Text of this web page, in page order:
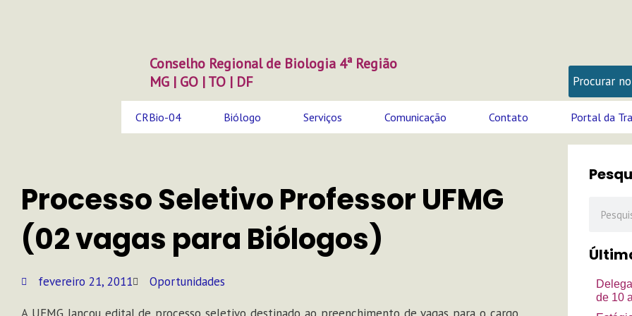
Conselho Regional de Biologia 4ª Região
MG | GO | TO | DF
CRBio-04 Biólogo Serviços Comunicação Contato Portal da
Processo Seletivo Professor UFMG
(02 vagas para Biólogos)
fevereiro 21, 2011 Oportunidades
de 10